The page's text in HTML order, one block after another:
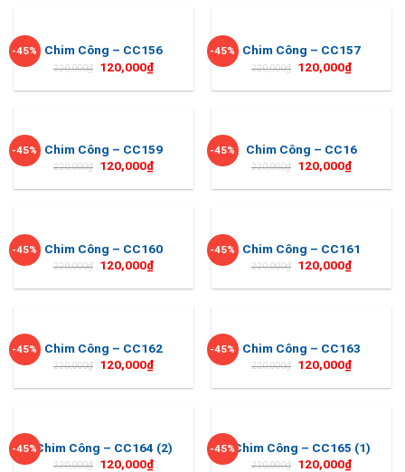
-45% Chim Công – CC156
220,000₫ 120,000₫
-45% Chim Công – CC157
220,000₫ 120,000₫
-45% Chim Công – CC159
220,000₫ 120,000₫
-45% Chim Công – CC16
220,000₫ 120,000₫
-45% Chim Công – CC160
220,000₫ 120,000₫
-45% Chim Công – CC161
220,000₫ 120,000₫
-45% Chim Công – CC162
220,000₫ 120,000₫
-45% Chim Công – CC163
220,000₫ 120,000₫
-45%Chim Công – CC164 (2)
220,000₫ 120,000₫
-45%Chim Công – CC165 (1)
220,000₫ 120,000₫